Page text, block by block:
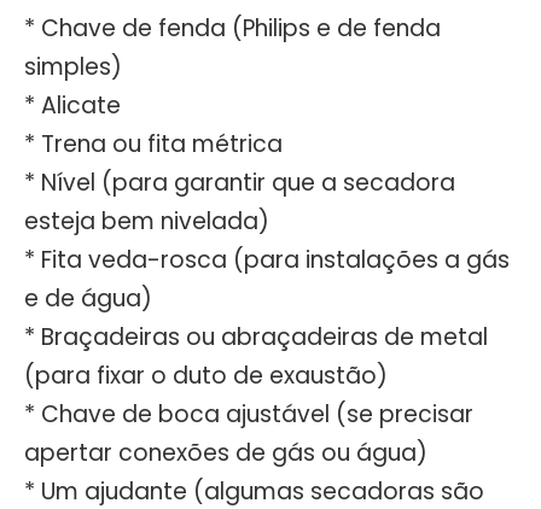
* Chave de fenda (Philips e de fenda
simples)
* Alicate
* Trena ou fita métrica
* Nível (para garantir que a secadora
esteja bem nivelada)
* Fita veda-rosca (para instalações a gás
e de água)
* Braçadeiras ou abraçadeiras de metal
(para fixar o duto de exaustão)
* Chave de boca ajustável (se precisar
apertar conexões de gás ou água)
* Um ajudante (algumas secadoras são